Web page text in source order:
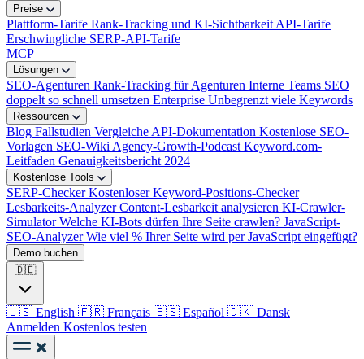
Preise
Plattform-Tarife Rank-Tracking und KI-Sichtbarkeit API-Tarife
Erschwingliche SERP-API-Tarife
MCP
Lösungen
SEO-Agenturen Rank-Tracking für Agenturen Interne Teams SEO
doppelt so schnell umsetzen Enterprise Unbegrenzt viele Keywords
Ressourcen
Blog Fallstudien Vergleiche API-Dokumentation Kostenlose SEO-
Vorlagen SEO-Wiki Agency-Growth-Podcast Keyword.com-
Leitfaden Genauigkeitsbericht 2024
Kostenlose Tools
SERP-CheckerKostenloser Keyword-Positions-Checker
Lesbarkeits-AnalyzerContent-Lesbarkeit analysieren KI-Crawler-
SimulatorWelche KI-Bots dürfen Ihre Seite crawlen? JavaScript-
SEO-AnalyzerWie viel % Ihrer Seite wird per JavaScript eingefügt?
Demo buchen
🇩🇪
🇺🇸 English 🇫🇷 Français 🇪🇸 Español 🇩🇰 Dansk
Anmelden Kostenlos testen